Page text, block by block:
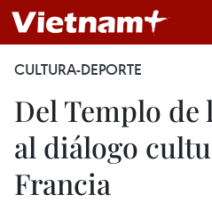
CULTURA-DEPORTE
Del Templo
al diálogo
Francia